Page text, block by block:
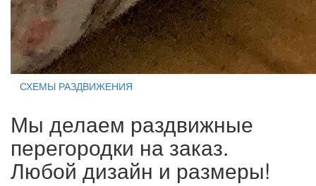
СХЕМЫ РАЗДВИЖЕНИЯ
Мы делаем раздвижные
перегородки на заказ.
Любой дизайн и размеры!